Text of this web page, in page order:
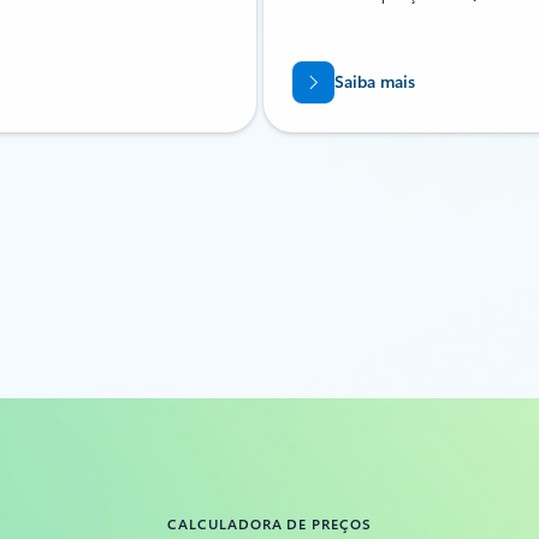
Saiba mais
CALCULADORA DE PREÇOS